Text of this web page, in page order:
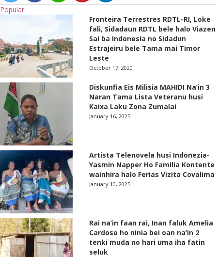
Popular
Fronteira Terrestres RDTL-RI, Loke
fali, Sidadaun RDTL bele halo Viazen
Sai ba Indonesia no Sidadun
Estrajeiru bele Tama mai Timor
Leste
October 17, 2020
Diskunfia Eis Milisia MAHIDI Na’in 3
Naran Tama Lista Veteranu husi
Kaixa Laku Zona Zumalai
January 16, 2025
Artista Telenovela husi Indonezia-
Yasmin Napper Ho Familia Kontente
wainhira halo Ferias Vizita Covalima
January 10, 2025
Rai na’in faan rai, Inan faluk Amelia
Cardoso ho ninia bei oan na’in 2
tenki muda no hari uma iha fatin
seluk